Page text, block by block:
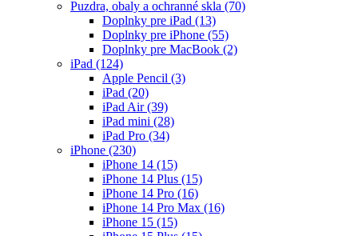
Puzdra, obaly a ochranné skla (70)
Doplnky pre iPad (13)
Doplnky pre iPhone (55)
Doplnky pre MacBook (2)
iPad (124)
Apple Pencil (3)
iPad (20)
iPad Air(39)
iPad mini (28)
iPad Pro (34)
iPhone (230)
iPhone 14 (15)
iPhone 14 Plus (15)
iPhone 14 Pro (16)
iPhone 14 Pro Max (16)
iPhone 15 (15)